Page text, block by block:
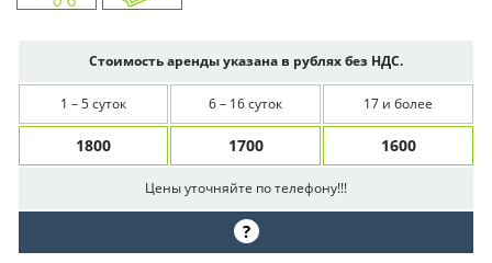
Стоимость аренды указана в рублях без НДС.
1 – 5 суток 6 – 16 суток 17 и более
1800 1700 1600
Цены уточняйте по телефону!!!
?